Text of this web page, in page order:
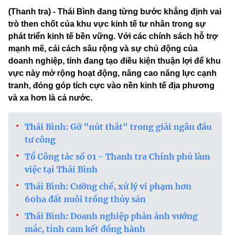
(Thanh tra) - Thái Bình đang từng bước khẳng định vai
trò then chốt của khu vực kinh tế tư nhân trong sự
phát triển kinh tế bền vững. Với các chính sách hỗ trợ
mạnh mẽ, cải cách sâu rộng và sự chủ động của
doanh nghiệp, tỉnh đang tạo điều kiện thuận lợi để khu
vực này mở rộng hoạt động, nâng cao năng lực cạnh
tranh, đóng góp tích cực vào nền kinh tế địa phương
và xa hơn là cả nước.
Thái Bình: Gỡ "nút thắt" trong giải ngân đầu
tư công
Tổ Công tác số 01 - Thanh tra Chính phủ làm
việc tại Thái Bình
Thái Bình: Cưỡng chế, xử lý vi phạm hơn
60ha đất nuôi trồng thủy sản
Thái Bình: Doanh nghiệp phản ánh vướng
mắc, tỉnh cam kết đồng hành